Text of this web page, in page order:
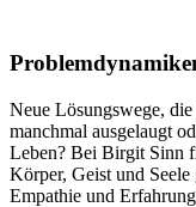
Neue Lösungswege,
manchmal ausgelaugt
Leben? Bei Birgit Sinn
Körper, Geist und
Empathie und